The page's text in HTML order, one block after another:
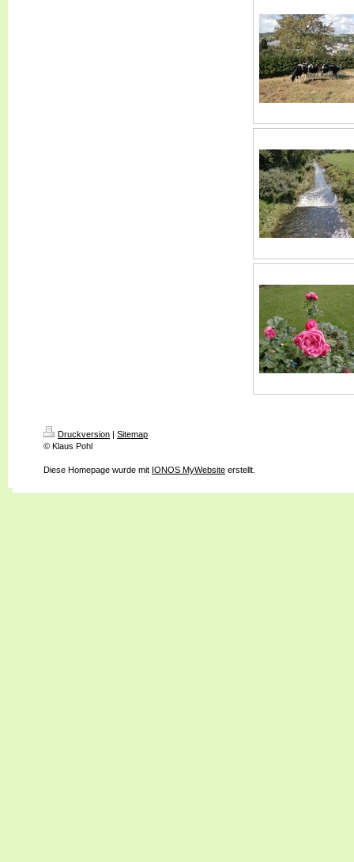
Druckversion | Sitemap
© Klaus Pohl
Diese Homepage wurde mit IONOS MyWebsite erstellt.